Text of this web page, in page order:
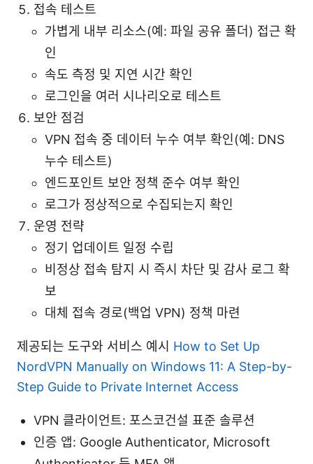
접속 테스트
가볍게 내부 리소스(예: 파일 공유 폴더) 접근 확
인
속도 측정 및 지연 시간 확인
로그인을 여러 시나리오로 테스트
보안 점검
VPN 접속 중 데이터 누수 여부 확인(예: DNS
누수 테스트)
엔드포인트 보안 정책 준수 여부 확인
로그가 정상적으로 수집되는지 확인
운영 전략
정기 업데이트 일정 수립
비정상 접속 탐지 시 즉시 차단 및 감사 로그 확
보
대체 접속 경로(백업 VPN) 정책 마련
제공되는 도구와 서비스 예시 How to Set Up
NordVPN Manually on Windows 11: A Step-by-
Step Guide to Private Internet Access
VPN 클라이언트: 포스코건설 표준 솔루션
인증 앱: Google Authenticator, Microsoft